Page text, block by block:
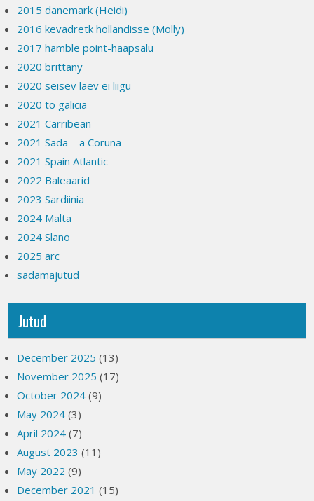
2015 danemark (Heidi)
2016 kevadretk hollandisse (Molly)
2017 hamble point-haapsalu
2020 brittany
2020 seisev laev ei liigu
2020 to galicia
2021 Carribean
2021 Sada – a Coruna
2021 Spain Atlantic
2022 Baleaarid
2023 Sardiinia
2024 Malta
2024 Slano
2025 arc
sadamajutud
Jutud
December 2025 (13)
November 2025 (17)
October 2024 (9)
May 2024 (3)
April 2024 (7)
August 2023 (11)
May 2022 (9)
December 2021 (15)